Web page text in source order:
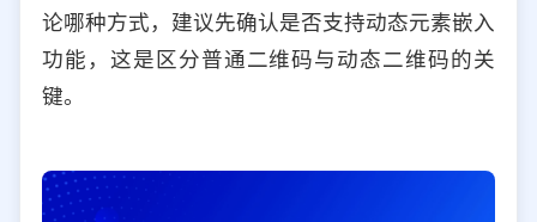
论哪种方式，建议先确认是否支持动态元素嵌入
功能，这是区分普通二维码与动态二维码的关
键。